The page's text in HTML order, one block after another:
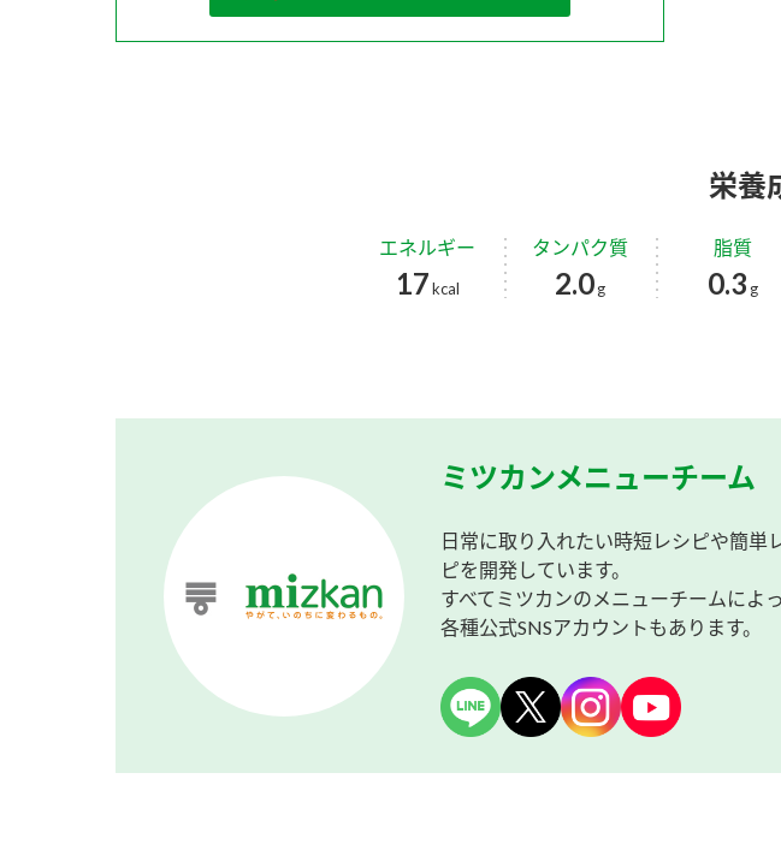
栄養
エネルギー
17kcal
タンパク質
2.0g
脂質
0.3 g
ミツカンメニューチーム
日常に取り入れたい時短レシピや簡
ピを開発しています。
すべてミツカンのメニューチームによ
各種公式SNSアカウントもあります。